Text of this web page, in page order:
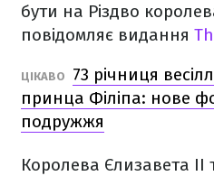
бути на Різдво
повідомляє видання
ЦІКАВО
73 річниця
принца Філіпа: нове
подружжя
Королева Єлизавета ІІ